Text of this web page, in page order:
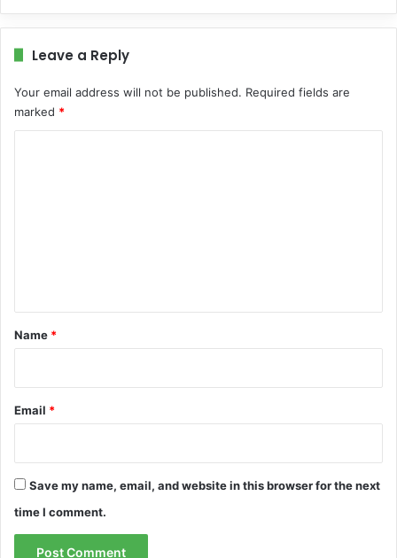
Leave a Reply
Your email address will not be published. Required fields are
marked *
*
Name *
Email *
Save my name, email, and website in this browser for the next
time I comment.